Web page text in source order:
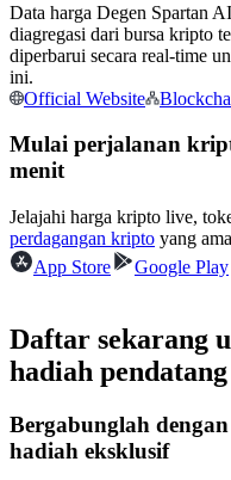
Bergabunglah dengan
Menjadi Pedagang
Data harga Degen Spartan
diagregasi dari bursa kripto
diperbarui secara real-time
ini.
Official Website
Mulai perjalanan
menit
Jelajahi harga kripto live,
perdagangan kripto yang
App Store
Google Play
Daftar sekarang
hadiah
Bergabunglah
hadiah eksklusif